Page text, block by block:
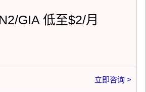
GIA 低至$2/月
立即咨询 >